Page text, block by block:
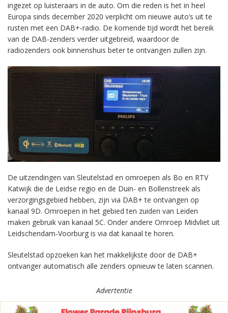
ingezet op luisteraars in de auto. Om die reden is het in heel
Europa sinds december 2020 verplicht om nieuwe auto’s uit te
rusten met een DAB+-radio. De komende tijd wordt het bereik
van de DAB-zenders verder uitgebreid, waardoor de
radiozenders ook binnenshuis beter te ontvangen zullen zijn.
De uitzendingen van Sleutelstad en omroepen als Bo en RTV
Katwijk die de Leidse regio en de Duin- en Bollenstreek als
verzorgingsgebied hebben, zijn via DAB+ te ontvangen op
kanaal 9D. Omroepen in het gebied ten zuiden van Leiden
maken gebruik van kanaal 5C. Onder andere Omroep Midvliet uit
Leidschendam-Voorburg is via dat kanaal te horen.
Sleutelstad opzoeken kan het makkelijkste door de DAB+
ontvanger automatisch alle zenders opnieuw te laten scannen.
Advertentie